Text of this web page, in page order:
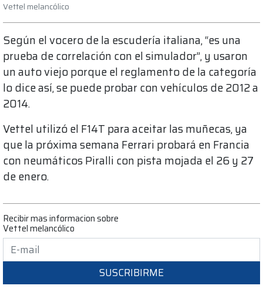
Vettel melancólico
Según el vocero de la escudería italiana, “es una
prueba de correlación con el simulador”, y usaron
un auto viejo porque el reglamento de la categoría
lo dice así, se puede probar con vehículos de 2012 a
2014.
Vettel utilizó el F14T para aceitar las muñecas, ya
que la próxima semana Ferrari probará en Francia
con neumáticos Piralli con pista mojada el 26 y 27
de enero.
Recibir mas informacion sobre
Vettel melancólico
SUSCRIBIRME